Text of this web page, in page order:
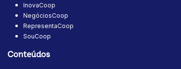
InovaCoop
NegóciosCoop
RepresentaCoop
SouCoop
Conteúdos